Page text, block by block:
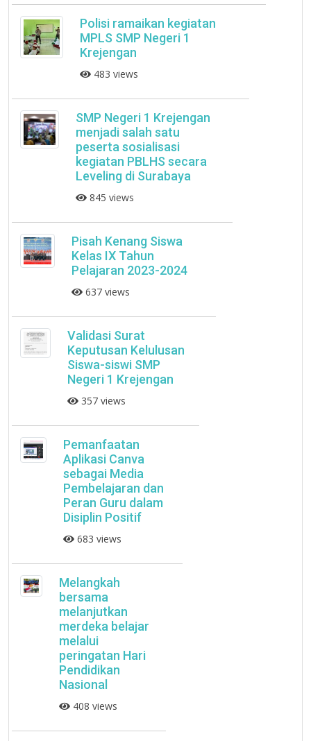
Polisi ramaikan kegiatan
MPLS SMP Negeri 1
Krejengan
483 views
SMP Negeri 1 Krejengan
menjadi salah satu
peserta sosialisasi
kegiatan PBLHS secara
Leveling di Surabaya
845 views
Pisah Kenang Siswa
Kelas IX Tahun
Pelajaran 2023-2024
637 views
Validasi Surat
Keputusan Kelulusan
Siswa-siswi SMP
Negeri 1 Krejengan
357 views
Pemanfaatan
Aplikasi Canva
sebagai Media
Pembelajaran dan
Peran Guru dalam
Disiplin Positif
683 views
Melangkah
bersama
melanjutkan
merdeka belajar
melalui
peringatan Hari
Pendidikan
Nasional
408 views